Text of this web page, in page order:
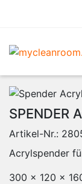
SPENDER
Artikel-Nr.:
Acrylspender
300 × 120 ×